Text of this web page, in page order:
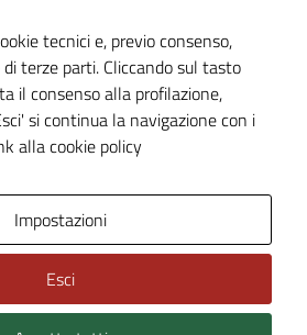
sito
tecnici e, previo consenso,
terze parti. Cliccando sul tasto
il consenso alla profilazione,
si continua la navigazione con i
alla cookie policy
Impostazioni
Esci
possono
essere
disabilitati.
Questi cookie
non raccolgono
personali.